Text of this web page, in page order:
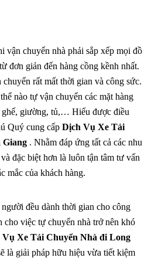
vận chuyển nhà phải sắp xếp mọi đồ
đơn giản đến hàng cồng kềnh nhất.
rất mất thời gian và công sức.
nào tự vận chuyển các mặt hàng
ghế, giường, tủ,… Hiểu được điều
Quý cung cấp Dịch Vụ Xe Tải
Giang . Nhằm đáp ứng tất cả các nhu
đặc biệt hơn là luôn tận tâm tư vấn
mắc của khách hàng.
đều dành thời gian cho công
cho việc tự chuyển nhà trở nên khó
Vụ Xe Tải Chuyển Nhà đi Long
là giải pháp hữu hiệu vừa tiết kiệm